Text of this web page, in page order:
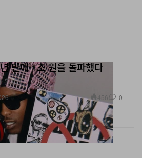
만에 1조 원을 돌파했다
올까?
456 0